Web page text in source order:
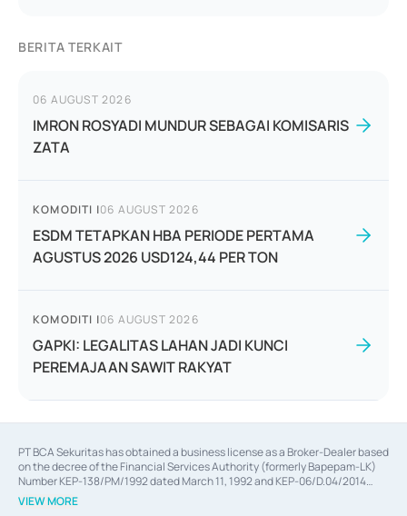
BERITA TERKAIT
06 AUGUST 2026
IMRON ROSYADI MUNDUR SEBAGAI KOMISARIS
ZATA
KOMODITI |06 AUGUST 2026
ESDM TETAPKAN HBA PERIODE PERTAMA
AGUSTUS 2026 USD124,44 PER TON
KOMODITI |06 AUGUST 2026
GAPKI: LEGALITAS LAHAN JADI KUNCI
PEREMAJAAN SAWIT RAKYAT
PT BCA Sekuritas has obtained a business license as a Broker-Dealer based
on the decree of the Financial Services Authority (formerly Bapepam-LK)
Number KEP-138/PM/1992 dated March 11, 1992 and KEP-06/D.04/2014
dated February 28, 2014, a business license as an Underwriter based on the
decree of the Financial Services Authority Number KEP-12/PM/PEE/1997
VIEW MORE